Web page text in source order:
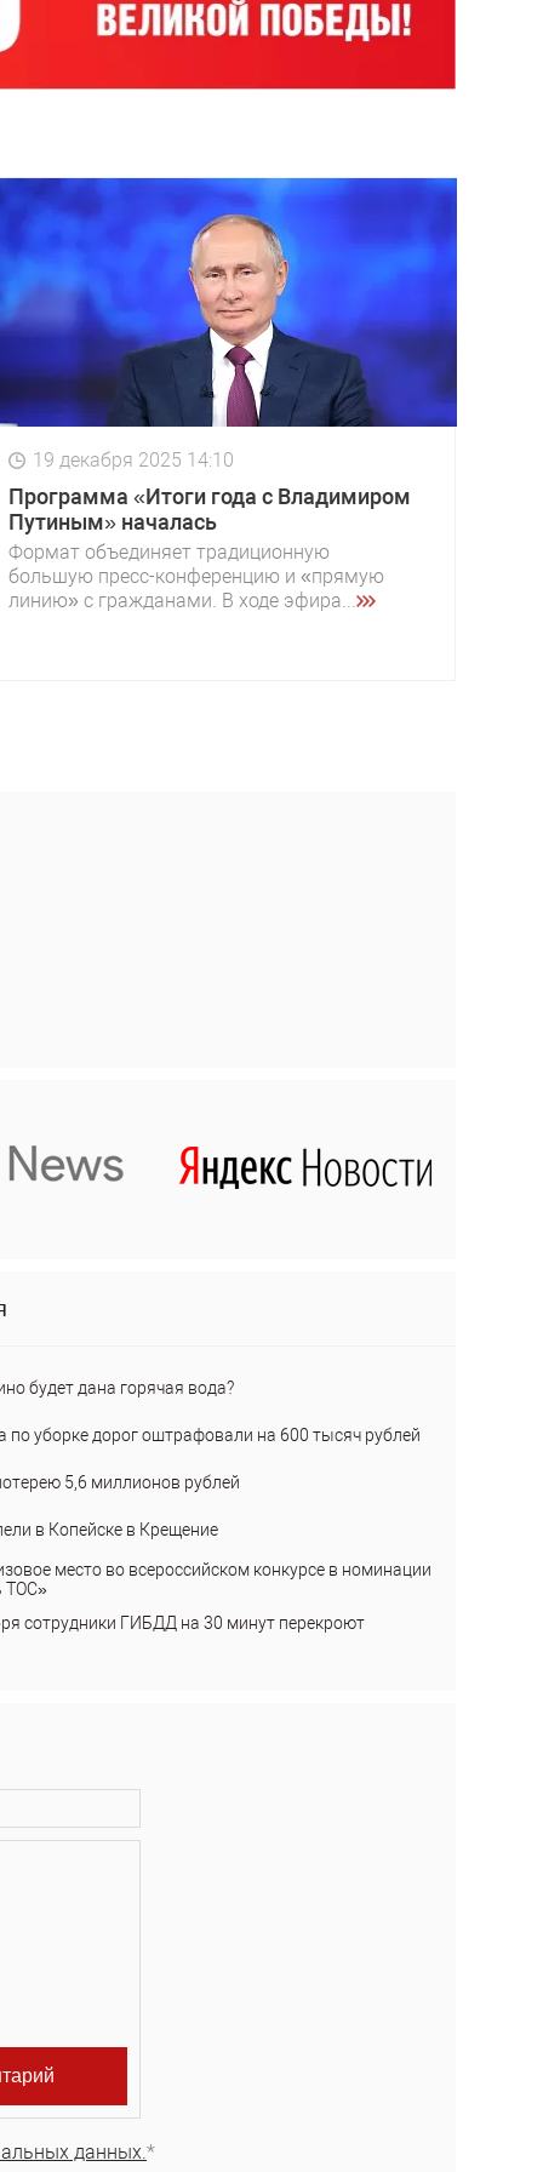
19 декабря 2025 14:10
Программа «Итоги года с Владимиром
Путиным» началась
Формат объединяет традиционную
большую пресс-конференцию и «прямую
линию» с гражданами. В ходе эфира...
будет дана горячая вода?
по уборке дорог оштрафовали на 600 тысяч рублей
5,6 миллионов рублей
в Копейске в Крещение
место во всероссийском конкурсе в номинации
ТОС»
сотрудники ГИБДД на 30 минут перекроют
данных.*